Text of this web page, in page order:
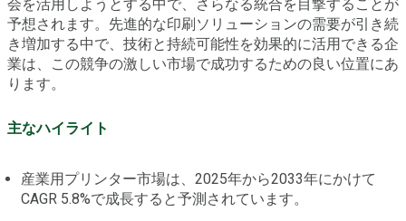
会を活用しようとする中で、さらなる統合を目撃することが
予想されます。先進的な印刷ソリューションの需要が引き続
き増加する中で、技術と持続可能性を効果的に活用できる企
業は、この競争の激しい市場で成功するための良い位置にあ
ります。
主なハイライト
産業用プリンター市場は、2025年から2033年にかけて
CAGR 5.8%で成長すると予測されています。